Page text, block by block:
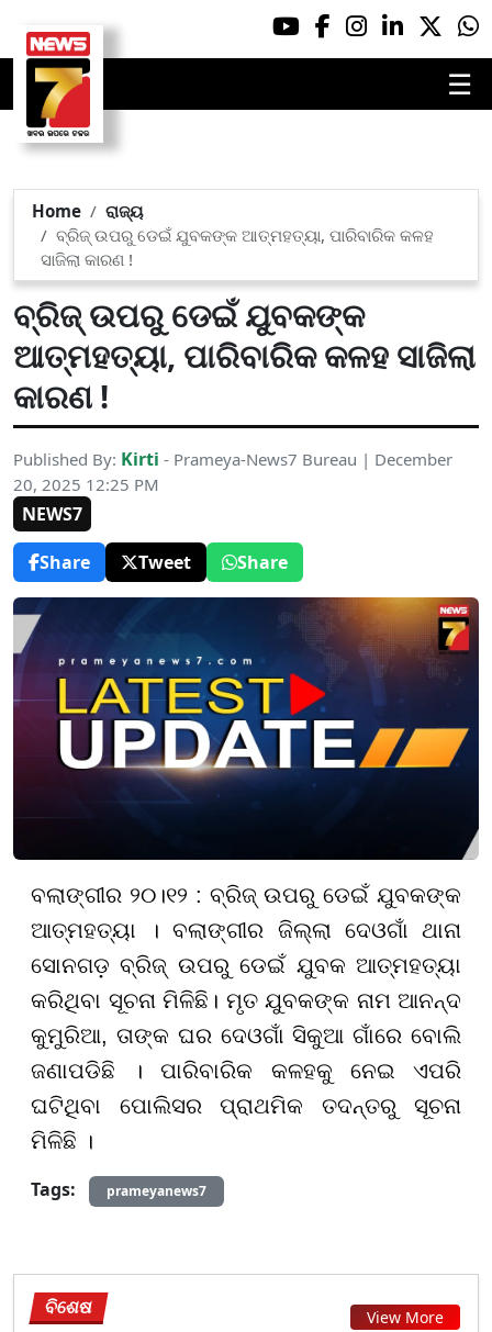
☰
Home
ରାଜ୍ୟ
ବ୍ରିଜ୍ ଉପରୁ ଡେଇଁ ଯୁବକଙ୍କ ଆତ୍ମହତ୍ୟା, ପାରିବାରିକ କଳହ
ସାଜିଲା କାରଣ !
ବ୍ରିଜ୍ ଉପରୁ ଡେଇଁ ଯୁବକଙ୍କ
ଆତ୍ମହତ୍ୟା, ପାରିବାରିକ କଳହ ସାଜିଲା
କାରଣ !
Published By: Kirti - Prameya-News7 Bureau | December
20, 2025 12:25 PM
NEWS7
Share
Tweet Share
ବଲାଙ୍ଗୀର ୨୦।୧୨ : ବ୍ରିଜ୍ ଉପରୁ ଡେଇଁ ଯୁବକଙ୍କ
ଆତ୍ମହତ୍ୟା । ବଲାଙ୍ଗୀର ଜିଲ୍ଲା ଦେଓଗାଁ ଥାନା
ସୋନଗଡ଼ ବ୍ରିଜ୍ ଉପରୁ ଡେଇଁ ଯୁବକ ଆତ୍ମହତ୍ୟା
କରିଥିବା ସୂଚନା ମିଳିଛି। ମୃତ ଯୁବକଙ୍କ ନାମ ଆନନ୍ଦ
କୁମୁରିଆ, ତାଙ୍କ ଘର ଦେଓଗାଁ ସିକୁଆ ଗାଁରେ ବୋଲି
ଜଣାପଡିଛି । ପାରିବାରିକ କଳହକୁ ନେଇ ଏପରି
ଘଟିଥିବା ପୋଲିସର ପ୍ରାଥମିକ ତଦନ୍ତରୁ ସୂଚନା
ମିଳିଛି ।
Tags:
prameyanews7
ବିଶେଷ View More